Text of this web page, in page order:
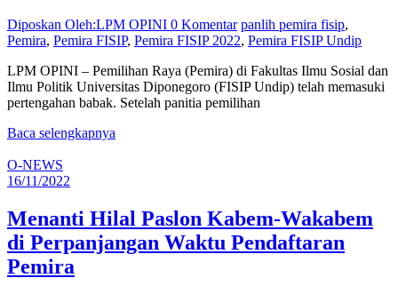
Diposkan Oleh:LPM OPINI 0 Komentar panlih pemira fisip,
Pemira, Pemira FISIP, Pemira FISIP 2022, Pemira FISIP Undip
LPM OPINI – Pemilihan Raya (Pemira) di Fakultas Ilmu Sosial dan
Ilmu Politik Universitas Diponegoro (FISIP Undip) telah memasuki
pertengahan babak. Setelah panitia pemilihan
Baca selengkapnya
O-NEWS
16/11/2022
Menanti Hilal Paslon Kabem-Wakabem
di Perpanjangan Waktu Pendaftaran
Pemira